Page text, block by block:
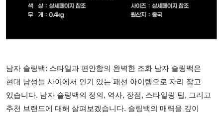
남자 슬링백: 스타일과 편안함의 완벽한 조화 남자 슬링백은
현대 남성들 사이에서 인기 있는 패션 아이템으로 자리 잡고
있습니다. 남자 슬링백의 정의, 역사, 장점, 스타일링 팁, 그리고
추천 브랜드에 대해 살펴보겠습니다. 슬링백의 매력을 깊이